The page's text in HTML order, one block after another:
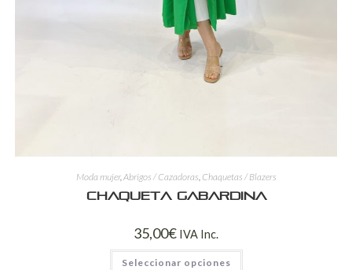
Moda mujer,Abrigos / Cazadoras, Chaquetas / Blazers
Chaqueta Gabardina
35,00€ IVA Inc.
Seleccionar opciones